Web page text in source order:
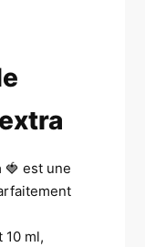
🍓 est une
10 ml,